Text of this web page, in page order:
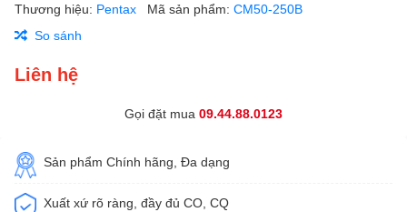
Thương hiệu: Pentax Mã sản phẩm: CM50-250B
So sánh
Liên hệ
Gọi đặt mua 09.44.88.0123
Sản phẩm Chính hãng, Đa dạng
Xuất xứ rõ ràng, đầy đủ CO, CQ